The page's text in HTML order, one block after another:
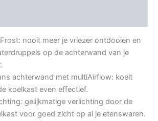
nooit meer je vriezer ontdooien en
op de achterwand van je
achterwand met multiAirflow: koelt
koelkast even effectief.
gelijkmatige verlichting door de
voor goed zicht op al je etenswaren.